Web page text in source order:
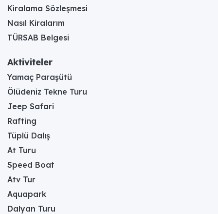
Kiralama Sözleşmesi
Nasıl Kiralarım
TÜRSAB Belgesi
Aktiviteler
Yamaç Paraşütü
Ölüdeniz Tekne Turu
Jeep Safari
Rafting
Tüplü Dalış
At Turu
Speed Boat
Atv Tur
Aquapark
Dalyan Turu